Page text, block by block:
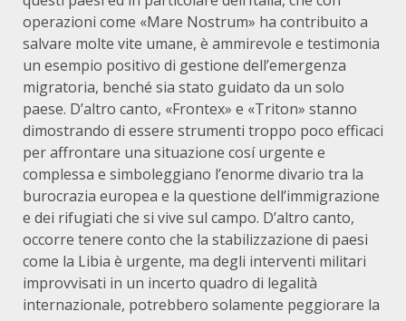
operazioni come «Mare Nostrum» ha contribuito a
salvare molte vite umane, è ammirevole e testimonia
un esempio positivo di gestione dell’emergenza
migratoria, benché sia stato guidato da un solo
paese. D’altro canto, «Frontex» e «Triton» stanno
dimostrando di essere strumenti troppo poco efficaci
per affrontare una situazione cosí urgente e
complessa e simboleggiano l’enorme divario tra la
burocrazia europea e la questione dell’immigrazione
e dei rifugiati che si vive sul campo. D’altro canto,
occorre tenere conto che la stabilizzazione di paesi
come la Libia è urgente, ma degli interventi militari
improvvisati in un incerto quadro di legalità
internazionale, potrebbero solamente peggiorare la